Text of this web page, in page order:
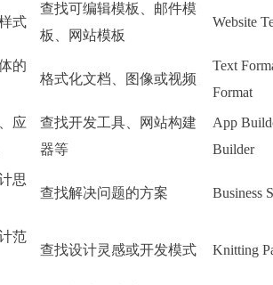
式
查找可编辑模板、邮件模
板、网站模板
Website
的
格式化文档、图像或视频
Text
Format
应
查找开发工具、网站构建
器等
App
Builder
思
查找解决问题的方案 Business
范
查找设计灵感或开发模式 Knitting